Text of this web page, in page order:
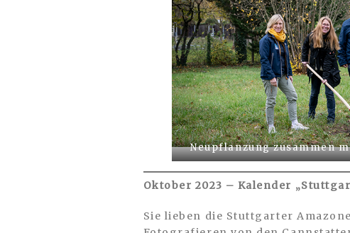
Neupflanzung zusammen
Oktober 2023 – Kalender
Sie lieben die Stuttgarter